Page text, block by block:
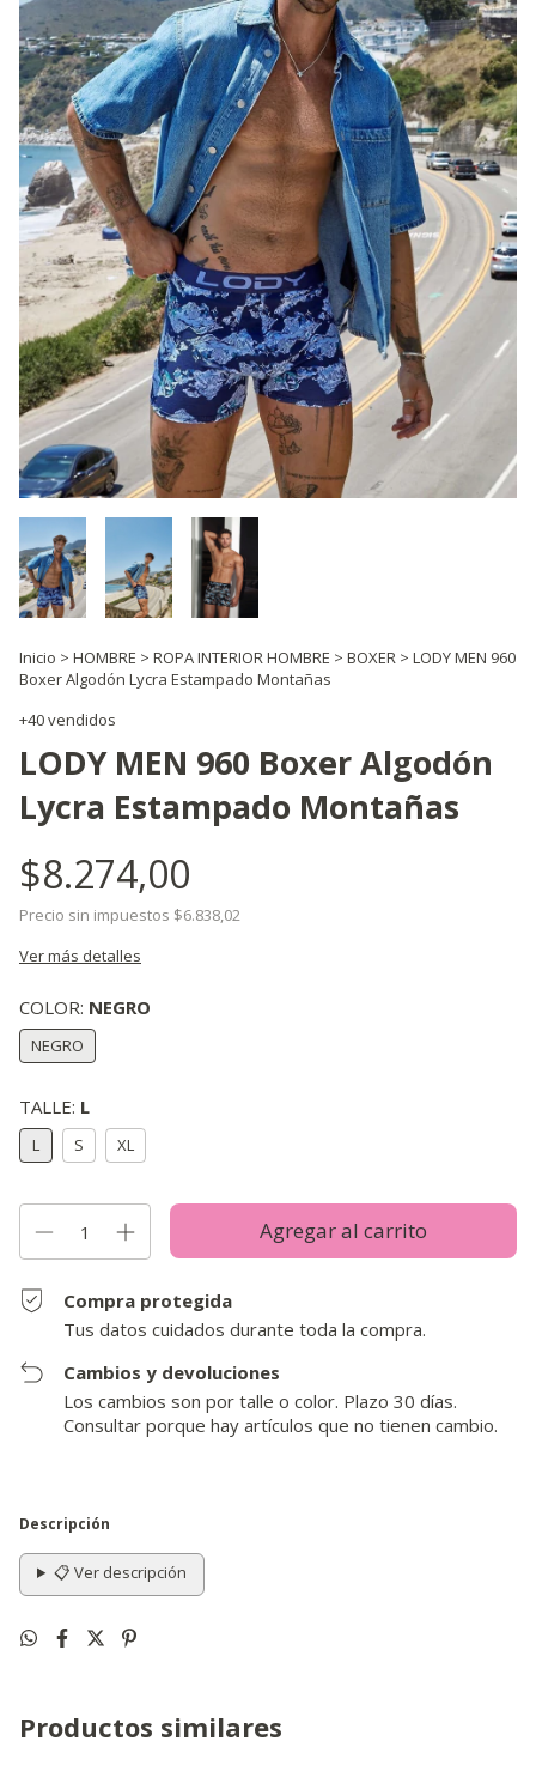
Inicio > HOMBRE > ROPA INTERIOR HOMBRE > BOXER > LODY MEN 960
Boxer Algodón Lycra Estampado Montañas
+40 vendidos
LODY MEN 960 Boxer Algodón
Lycra Estampado Montañas
$8.274,00
Precio sin impuestos $6.838,02
Ver más detalles
COLOR: NEGRO
NEGRO
TALLE: L
L S XL
Compra protegida
Tus datos cuidados durante toda la compra.
Cambios y devoluciones
Los cambios son por talle o color. Plazo 30 días.
Consultar porque hay artículos que no tienen cambio.
Descripción
📋 Ver descripción
Productos similares